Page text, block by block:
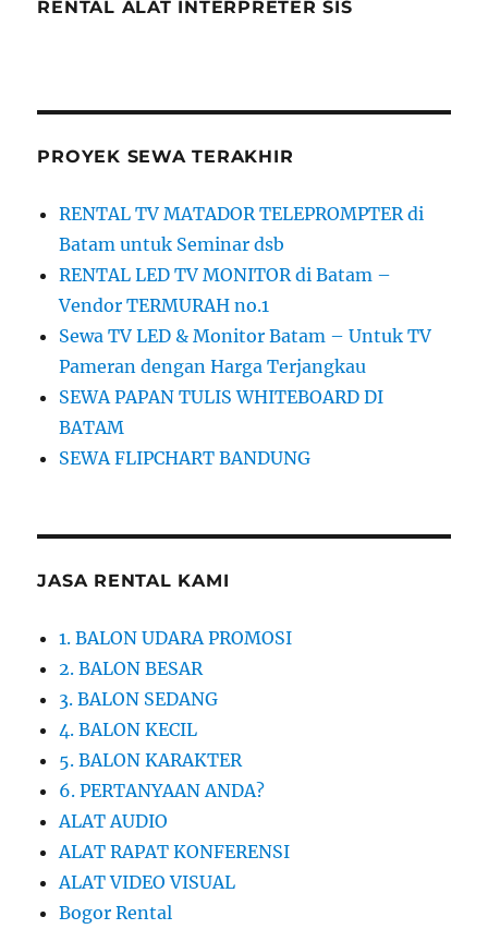
RENTAL ALAT INTERPRETER SIS
PROYEK SEWA TERAKHIR
RENTAL TV MATADOR TELEPROMPTER di
Batam untuk Seminar dsb
RENTAL LED TV MONITOR di Batam –
Vendor TERMURAH no.1
Sewa TV LED & Monitor Batam – Untuk TV
Pameran dengan Harga Terjangkau
SEWA PAPAN TULIS WHITEBOARD DI
BATAM
SEWA FLIPCHART BANDUNG
JASA RENTAL KAMI
1. BALON UDARA PROMOSI
2. BALON BESAR
3. BALON SEDANG
4. BALON KECIL
5. BALON KARAKTER
6. PERTANYAAN ANDA?
ALAT AUDIO
ALAT RAPAT KONFERENSI
ALAT VIDEO VISUAL
Bogor Rental